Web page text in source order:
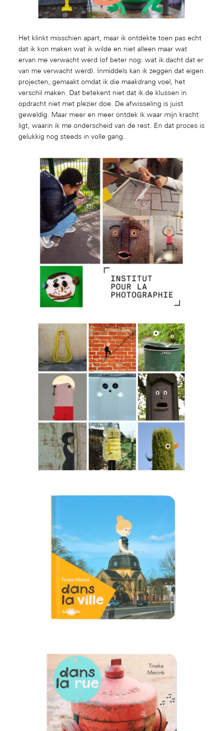
Het klinkt misschien apart, maar ik ontdekte toen pas echt
dat ik kon maken wat ik wilde en niet alleen maar wat
ervan me verwacht werd (of beter nog: wat ik dacht dat er
van me verwacht werd). Inmiddels kan ik zeggen dat eigen
projecten, gemaakt omdat ik die maakdrang voel, het
verschil maken. Dat betekent niet dat ik de klussen in
opdracht niet met plezier doe. De afwisseling is juist
geweldig. Maar meer en meer ontdek ik waar mijn kracht
ligt, waarin ik me onderscheid van de rest. En dat proces is
gelukkig nog steeds in volle gang.